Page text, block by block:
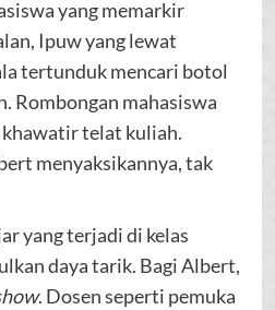
yang memarkir
Ipuw yang lewat
tertunduk mencari botol
Rombongan mahasiswa
telat kuliah.
menyaksikannya, tak
yang terjadi di kelas
daya tarik. Bagi Albert,
. Dosen seperti pemuka